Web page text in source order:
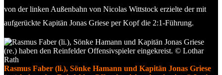
von der linken Außenbahn von Nicolas Wittstock erzielte der mit
aufgerückte Kapitän Jonas Griese per Kopf die 2:1-Führung.
Rasmus Faber (li.), Sönke Hamann und Kapitän Jonas Griese